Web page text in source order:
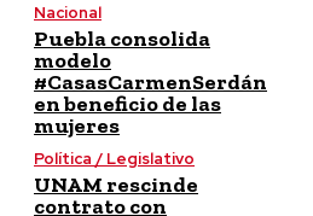
Nacional
Puebla consolida
modelo
#CasasCarmenSerdán
en beneficio de las
mujeres
Política / Legislativo
UNAM rescinde
contrato con